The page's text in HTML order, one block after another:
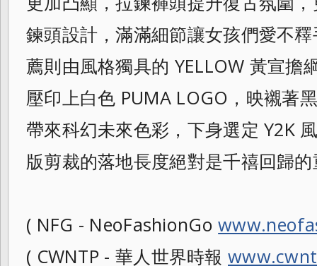
鍊頭設計，滿滿細節讓女孩們愛不
薦則由風格獨具的 YELLOW 黃宣擔
壓印上白色 PUMA LOGO，映襯著
帶來科幻未來色彩，下身選定 Y2K
版剪裁的落地長度絕對是千禧回歸
( NFG - NeoFashionGo
( CWNTP - 華人世界時報